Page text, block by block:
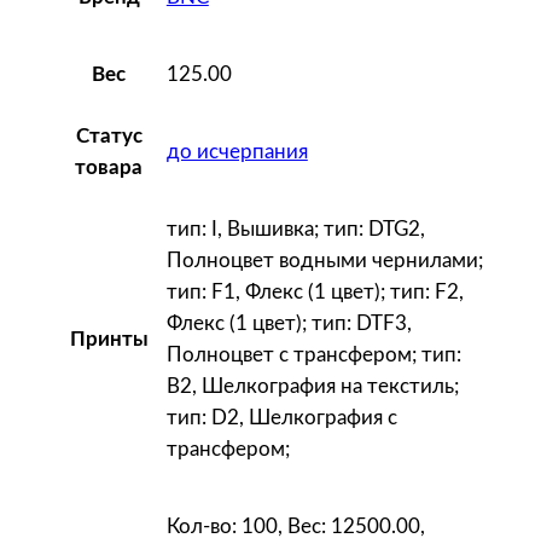
Вес 125.00
Статус
товара
до исчерпания
Принты
тип: I, Вышивка; тип: DTG2,
Полноцвет водными чернилами;
тип: F1, Флекс (1 цвет); тип: F2,
Флекс (1 цвет); тип: DTF3,
Полноцвет с трансфером; тип:
B2, Шелкография на текстиль;
тип: D2, Шелкография с
трансфером;
Кол-во: 100, Вес: 12500.00,